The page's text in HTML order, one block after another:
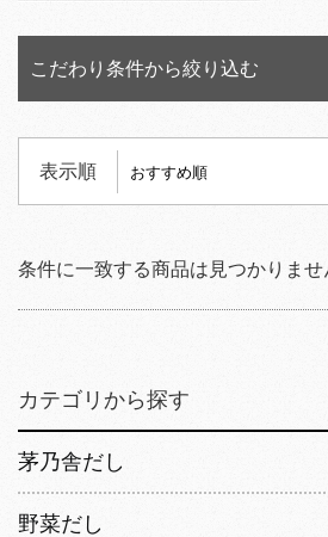
こだわり条件から絞り込む
表示順
条件に一致する商品は見つかりませ
カテゴリから探す
茅乃舎だし
野菜だし